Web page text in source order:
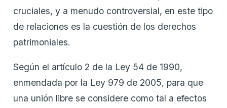
cruciales, y a menudo controversial, en este tipo
de relaciones es la cuestión de los derechos
patrimoniales.
Según el artículo 2 de la Ley 54 de 1990,
enmendada por la Ley 979 de 2005, para que
una unión libre se considere como tal a efectos